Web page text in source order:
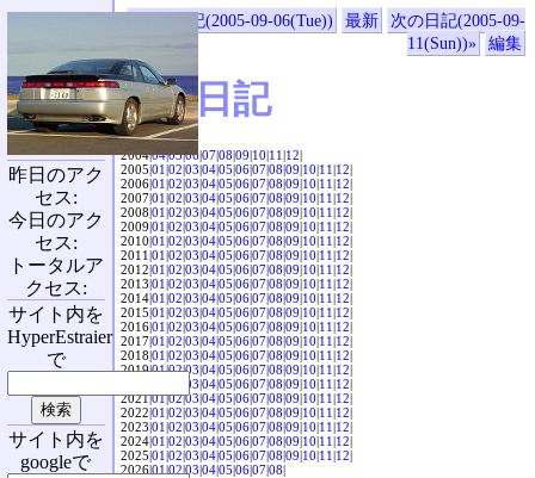
«前の日記(2005-09-06(Tue)) 最新
次の日記(2005-09-
11(Sun))»
編集
SVX日記
2004|04|05|06|07|08|09|10|11|12|
2005|01|02|03|04|05|06|07|08|09|10|11|12|
2006|01|02|03|04|05|06|07|08|09|10|11|12|
2007|01|02|03|04|05|06|07|08|09|10|11|12|
2008|01|02|03|04|05|06|07|08|09|10|11|12|
2009|01|02|03|04|05|06|07|08|09|10|11|12|
2010|01|02|03|04|05|06|07|08|09|10|11|12|
2011|01|02|03|04|05|06|07|08|09|10|11|12|
2012|01|02|03|04|05|06|07|08|09|10|11|12|
2013|01|02|03|04|05|06|07|08|09|10|11|12|
2014|01|02|03|04|05|06|07|08|09|10|11|12|
2015|01|02|03|04|05|06|07|08|09|10|11|12|
2016|01|02|03|04|05|06|07|08|09|10|11|12|
2017|01|02|03|04|05|06|07|08|09|10|11|12|
2018|01|02|03|04|05|06|07|08|09|10|11|12|
2019|01|02|03|04|05|06|07|08|09|10|11|12|
03|04|05|06|07|08|09|10|11|12|
2021|01|02|03|04|05|06|07|08|09|10|11|12|
2022|01|02|03|04|05|06|07|08|09|10|11|12|
2023|01|02|03|04|05|06|07|08|09|10|11|12|
2024|01|02|03|04|05|06|07|08|09|10|11|12|
2025|01|02|03|04|05|06|07|08|09|10|11|12|
2026|01|02|03|04|05|06|07|08|
昨日のアク
セス:
今日のアク
セス:
トータルア
クセス:
サイト内を
HyperEstraier
で
サイト内を
googleで